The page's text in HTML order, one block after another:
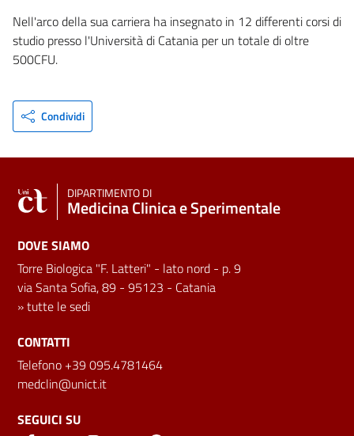
Nell'arco della sua carriera ha insegnato in 12 differenti corsi di
studio presso l'Università di Catania per un totale di oltre
500CFU.
Condividi
DIPARTIMENTO DI
Medicina Clinica e Sperimentale
DOVE SIAMO
Torre Biologica "F. Latteri" - lato nord - p. 9
via Santa Sofia, 89 - 95123 - Catania
»tutte le sedi
CONTATTI
Telefono +39 095.4781464
medclin@unict.it
SEGUICI SU